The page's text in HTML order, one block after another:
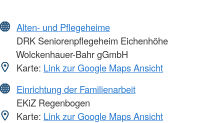
Alten- und Pflegeheime
DRK Seniorenpflegeheim Eichenhöhe
Wolckenhauer-Bahr gGmbH
Karte: Link zur Google Maps Ansicht
Einrichtung der Familienarbeit
EKiZ Regenbogen
Karte: Link zur Google Maps Ansicht